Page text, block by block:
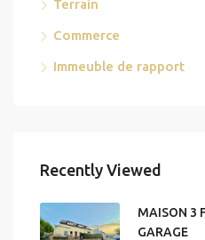
Terrain
Commerce
Immeuble de rapport
Recently Viewed
MAISON 3
GARAGE